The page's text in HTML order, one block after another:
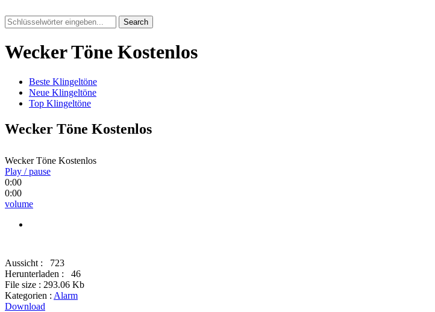
Search
Wecker Töne Kostenlos
Beste Klingeltöne
Neue Klingeltöne
Top Klingeltöne
Wecker Töne Kostenlos
Wecker Töne Kostenlos
Play / pause
0:00
0:00
volume
Aussicht :
723
Herunterladen :
46
File size : 293.06 Kb
Kategorien : Alarm
Download